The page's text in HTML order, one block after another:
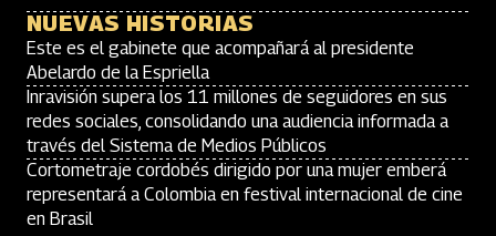
NUEVAS HISTORIAS
Este es el gabinete que acompañará al presidente
Abelardo de la Espriella
Inravisión supera los 11 millones de seguidores en sus
redes sociales, consolidando una audiencia informada a
través del Sistema de Medios Públicos
Cortometraje cordobés dirigido por una mujer emberá
representará a Colombia en festival internacional de cine
en Brasil